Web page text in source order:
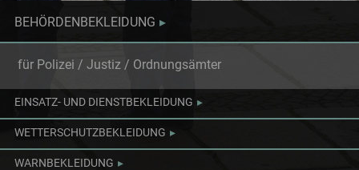
BEHÖRDENBEKLEIDUNG
für Polizei / Justiz / Ordnungsämter
EINSATZ- UND DIENSTBEKLEIDUNG
WETTERSCHUTZBEKLEIDUNG
WARNBEKLEIDUNG